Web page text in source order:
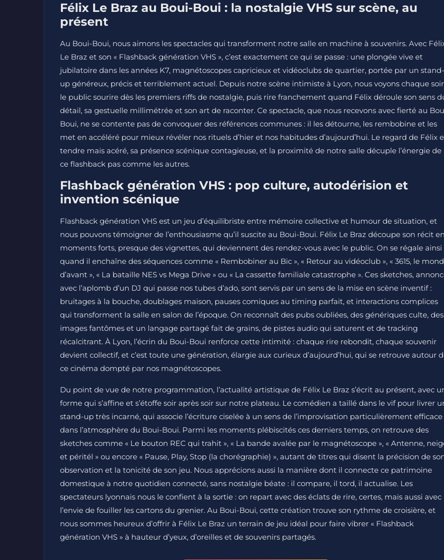
Félix Le Braz au Boui-Boui : la nostalgie VHS sur scène, au
présent
Au Boui-Boui, nous aimons les spectacles qui transforment notre salle en machine à souvenirs. Avec
Le Braz et son « Flashback génération VHS », c’est exactement ce qui se passe : une plongée vive et
jubilatoire dans les années K7, magnétoscopes capricieux et vidéoclubs de quartier, portée par un stand-
up généreux, précis et terriblement actuel. Depuis notre scène intimiste à Lyon, nous voyons chaque soir
le public sourire dès les premiers riffs de nostalgie, puis rire franchement quand Félix déroule son sens
détail, sa gestuelle millimétrée et son art de raconter. Ce spectacle, que nous recevons avec fierté au
Boui, ne se contente pas de convoquer des références communes : il les détourne, les rembobine et les
met en accéléré pour mieux révéler nos rituels d’hier et nos habitudes d’aujourd’hui. Le regard de Félix
tendre mais acéré, sa présence scénique contagieuse, et la proximité de notre salle décuple l’énergie de
ce flashback pas comme les autres.
Flashback génération VHS : pop culture, autodérision et
invention scénique
Flashback génération VHS est un jeu d’équilibriste entre mémoire collective et humour de situation, et
nous pouvons témoigner de l’enthousiasme qu’il suscite au Boui-Boui. Félix Le Braz découpe son récit
moments forts, presque des vignettes, qui deviennent des rendez-vous avec le public. On se régale ainsi
quand il enchaîne des séquences comme « Rembobiner au Bic », « Retour au vidéoclub », « 3615, le
d’avant », « La bataille NES vs Mega Drive » ou « La cassette familiale catastrophe ». Ces sketches,
avec l’aplomb d’un DJ qui passe nos tubes d’ado, sont servis par un sens de la mise en scène inventif :
bruitages à la bouche, doublages maison, pauses comiques au timing parfait, et interactions complices
qui transforment la salle en salon de l’époque. On reconnaît des pubs oubliées, des génériques culte, des
images fantômes et un langage partagé fait de grains, de pistes audio qui saturent et de tracking
récalcitrant. À Lyon, l’écrin du Boui-Boui renforce cette intimité : chaque rire rebondit, chaque souvenir
devient collectif, et c’est toute une génération, élargie aux curieux d’aujourd’hui, qui se retrouve autour
ce cinéma dompté par nos magnétoscopes.
Du point de vue de notre programmation, l’actualité artistique de Félix Le Braz s’écrit au présent, avec
forme qui s’affine et s’étoffe soir après soir sur notre plateau. Le comédien a taillé dans le vif pour livrer
stand-up très incarné, qui associe l’écriture ciselée à un sens de l’improvisation particulièrement efficace
dans l’atmosphère du Boui-Boui. Parmi les moments plébiscités ces derniers temps, on retrouve des
sketches comme « Le bouton REC qui trahit », « La bande avalée par le magnétoscope », « Antenne,
et péritél » ou encore « Pause, Play, Stop (la chorégraphie) », autant de titres qui disent la précision de
observation et la tonicité de son jeu. Nous apprécions aussi la manière dont il connecte ce patrimoine
domestique à notre quotidien connecté, sans nostalgie béate : il compare, il tord, il actualise. Les
spectateurs lyonnais nous le confient à la sortie : on repart avec des éclats de rire, certes, mais aussi avec
l’envie de fouiller les cartons du grenier. Au Boui-Boui, cette création trouve son rythme de croisière, et
nous sommes heureux d’offrir à Félix Le Braz un terrain de jeu idéal pour faire vibrer « Flashback
génération VHS » à hauteur d’yeux, d’oreilles et de souvenirs partagés.